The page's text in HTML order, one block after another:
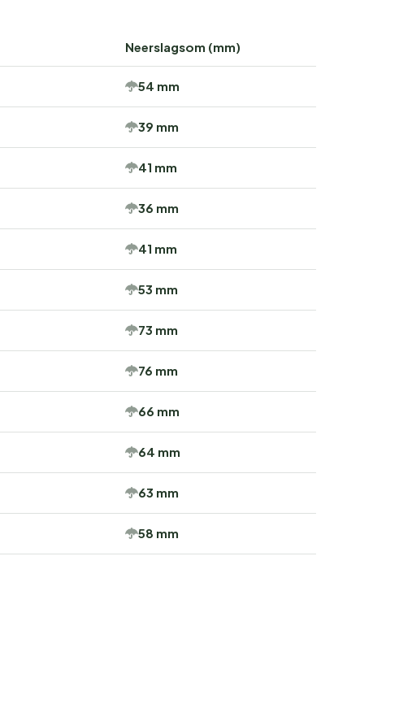
Neerslagsom (mm)
54 mm
39 mm
41 mm
36 mm
41 mm
53 mm
73 mm
76 mm
66 mm
64 mm
63 mm
58 mm